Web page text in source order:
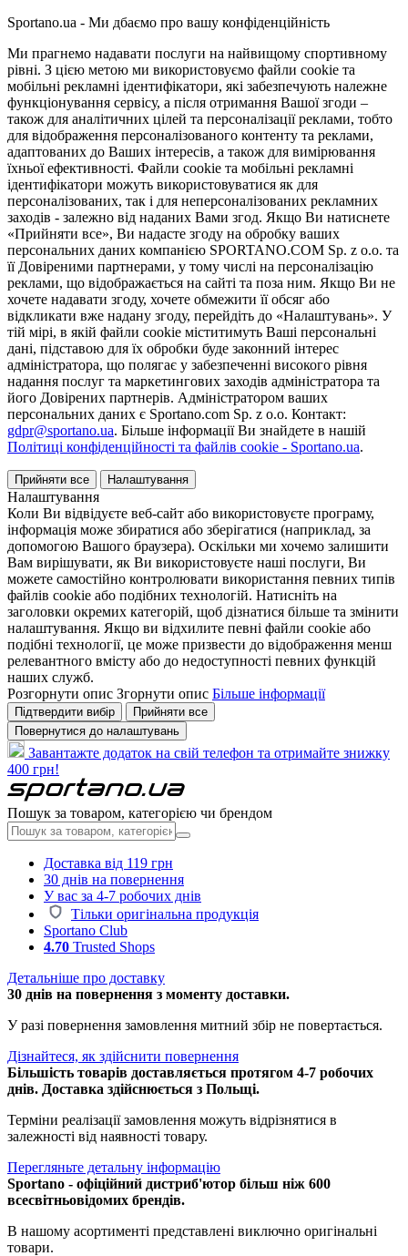
Sportano.ua - Ми дбаємо про вашу конфіденційність
Ми прагнемо надавати послуги на найвищому спортивному
рівні. З цією метою ми використовуємо файли cookie та
мобільні рекламні ідентифікатори, які забезпечують належне
функціонування сервісу, а після отримання Вашої згоди –
також для аналітичних цілей та персоналізації реклами, тобто
для відображення персоналізованого контенту та реклами,
адаптованих до Ваших інтересів, а також для вимірювання
їхньої ефективності. Файли cookie та мобільні рекламні
ідентифікатори можуть використовуватися як для
персоналізованих, так і для неперсоналізованих рекламних
заходів - залежно від наданих Вами згод. Якщо Ви натиснете
«Прийняти все», Ви надасте згоду на обробку ваших
персональних даних компанією SPORTANO.COM Sp. z o.o. та
її Довіреними партнерами, у тому числі на персоналізацію
реклами, що відображається на сайті та поза ним. Якщо Ви не
хочете надавати згоду, хочете обмежити її обсяг або
відкликати вже надану згоду, перейдіть до «Налаштувань». У
тій мірі, в якій файли cookie міститимуть Ваші персональні
дані, підставою для їх обробки буде законний інтерес
адміністратора, що полягає у забезпеченні високого рівня
надання послуг та маркетингових заходів адміністратора та
його Довірених партнерів. Адміністратором ваших
персональних даних є Sportano.com Sp. z o.o. Контакт:
gdpr@sportano.ua. Більше інформації Ви знайдете в нашій
Політиці конфіденційності та файлів cookie - Sportano.ua.
Прийняти все Налаштування
Налаштування
Коли Ви відвідуєте веб-сайт або використовуєте програму,
інформація може збиратися або зберігатися (наприклад, за
допомогою Вашого браузера). Оскільки ми хочемо залишити
Вам вирішувати, як Ви використовуєте наші послуги, Ви
можете самостійно контролювати використання певних типів
файлів cookie або подібних технологій. Натисніть на
заголовки окремих категорій, щоб дізнатися більше та змінити
налаштування. Якщо ви відхилите певні файли cookie або
подібні технології, це може призвести до відображення менш
релевантного вмісту або до недоступності певних функцій
наших служб.
Розгорнути опис Згорнути опис Більше інформації
Підтвердити вибір
Прийняти все
Повернутися до налаштувань
Завантажте додаток на свій телефон та отримайте знижку
400 грн!
Пошук за товаром, категорією чи брендом
Доставка від 119 грн
30 днів на повернення
У вас за 4-7 робочих днів
Тільки оригінальна продукція
Sportano Club
4.70 Trusted Shops
Детальніше про доставку
30 днів на повернення з моменту доставки.
У разі повернення замовлення митний збір не повертається.
Дізнайтеся, як здійснити повернення
Більшість товарів доставляється протягом 4-7 робочих
днів. Доставка здійснюється з Польщі.
Терміни реалізації замовлення можуть відрізнятися в
залежності від наявності товару.
Перегляньте детальну інформацію
Sportano - офіційний дистриб'ютор більш ніж 600
всесвітньовідомих брендів.
В нашому асортименті представлені виключно оригінальні
товари.